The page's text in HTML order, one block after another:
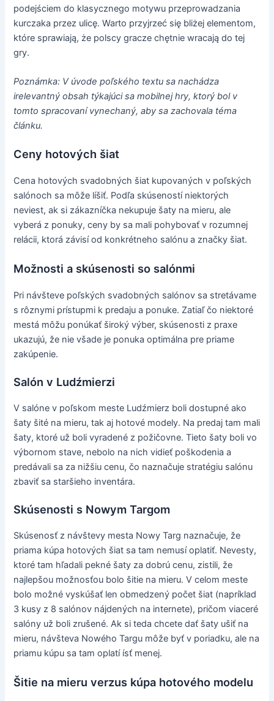
podejściem do klasycznego motywu przeprowadzania
kurczaka przez ulicę. Warto przyjrzeć się bliżej elementom,
które sprawiają, że polscy gracze chętnie wracają do tej
gry.
Poznámka: V úvode poľského textu sa nachádza
irelevantný obsah týkajúci sa mobilnej hry, ktorý bol v
tomto spracovaní vynechaný, aby sa zachovala téma
článku.
Ceny hotových šiat
Cena hotových svadobných šiat kupovaných v poľských
salónoch sa môže líšiť. Podľa skúseností niektorých
neviest, ak si zákazníčka nekupuje šaty na mieru, ale
vyberá z ponuky, ceny by sa mali pohybovať v rozumnej
relácii, ktorá závisí od konkrétneho salónu a značky šiat.
Možnosti a skúsenosti so salónmi
Pri návšteve poľských svadobných salónov sa stretávame
s rôznymi prístupmi k predaju a ponuke. Zatiaľ čo niektoré
mestá môžu ponúkať široký výber, skúsenosti z praxe
ukazujú, že nie všade je ponuka optimálna pre priame
zakúpenie.
Salón v Ludźmierzi
V salóne v poľskom meste Ludźmierz boli dostupné ako
šaty šité na mieru, tak aj hotové modely. Na predaj tam mali
šaty, ktoré už boli vyradené z požičovne. Tieto šaty boli vo
výbornom stave, nebolo na nich vidieť poškodenia a
predávali sa za nižšiu cenu, čo naznačuje stratégiu salónu
zbaviť sa staršieho inventára.
Skúsenosti s Nowym Targom
Skúsenosť z návštevy mesta Nowy Targ naznačuje, že
priama kúpa hotových šiat sa tam nemusí oplatiť. Nevesty,
ktoré tam hľadali pekné šaty za dobrú cenu, zistili, že
najlepšou možnosťou bolo šitie na mieru. V celom meste
bolo možné vyskúšať len obmedzený počet šiat (napríklad
3 kusy z 8 salónov nájdených na internete), pričom viaceré
salóny už boli zrušené. Ak si teda chcete dať šaty ušiť na
mieru, návšteva Nowého Targu môže byť v poriadku, ale na
priamu kúpu sa tam oplatí ísť menej.
Šitie na mieru verzus kúpa hotového modelu